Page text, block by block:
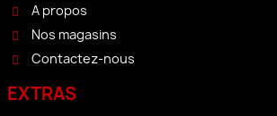
A propos
Nos magasins
Contactez-nous
EXTRAS